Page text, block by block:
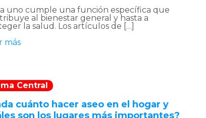
uno cumple una función específica que
al bienestar general y hasta a
la salud. Los artículos de […]
más
Central
cuánto hacer aseo en el hogar y
son los lugares más importantes?